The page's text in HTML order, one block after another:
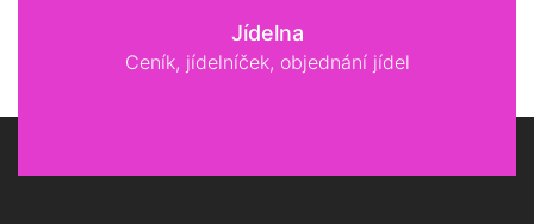
Jídelna
Ceník, jídelníček, objednání jídel